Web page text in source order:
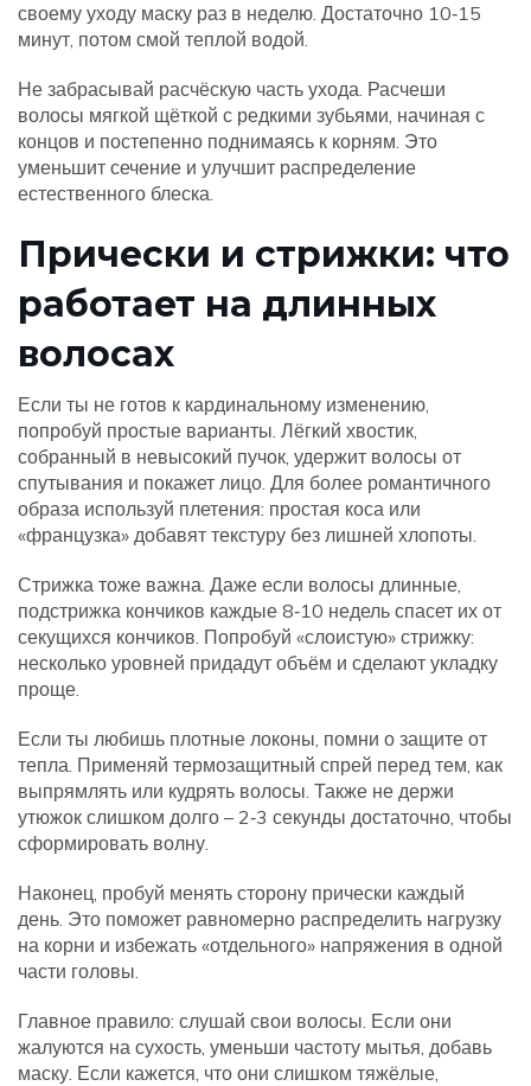
своему уходу маску раз в неделю. Достаточно 10‑15
минут, потом смой теплой водой.
Не забрасывай расчёскую часть ухода. Расчеши
волосы мягкой щёткой с редкими зубьями, начиная с
концов и постепенно поднимаясь к корням. Это
уменьшит сечение и улучшит распределение
естественного блеска.
Прически и стрижки: что
работает на длинных
волосах
Если ты не готов к кардинальному изменению,
попробуй простые варианты. Лёгкий хвостик,
собранный в невысокий пучок, удержит волосы от
спутывания и покажет лицо. Для более романтичного
образа используй плетения: простая коса или
«французка» добавят текстуру без лишней хлопоты.
Стрижка тоже важна. Даже если волосы длинные,
подстрижка кончиков каждые 8‑10 недель спасет их от
секущихся кончиков. Попробуй «слоистую» стрижку:
несколько уровней придадут объём и сделают укладку
проще.
Если ты любишь плотные локоны, помни о защите от
тепла. Применяй термозащитный спрей перед тем, как
выпрямлять или кудрять волосы. Также не держи
утюжок слишком долго – 2‑3 секунды достаточно, чтобы
сформировать волну.
Наконец, пробуй менять сторону прически каждый
день. Это поможет равномерно распределить нагрузку
на корни и избежать «отдельного» напряжения в одной
части головы.
Главное правило: слушай свои волосы. Если они
жалуются на сухость, уменьши частоту мытья, добавь
маску. Если кажется, что они слишком тяжёлые,